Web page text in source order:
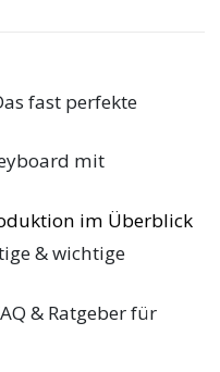
fast perfekte
mit
im Überblick
& wichtige
& Ratgeber für